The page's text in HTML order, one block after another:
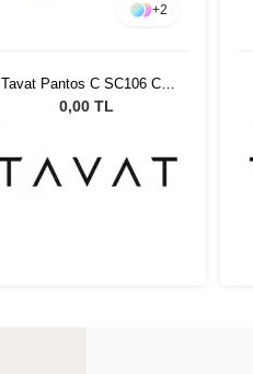
+2
Tavat Pantos C SC106 Col
VFG SL
0,00 TL